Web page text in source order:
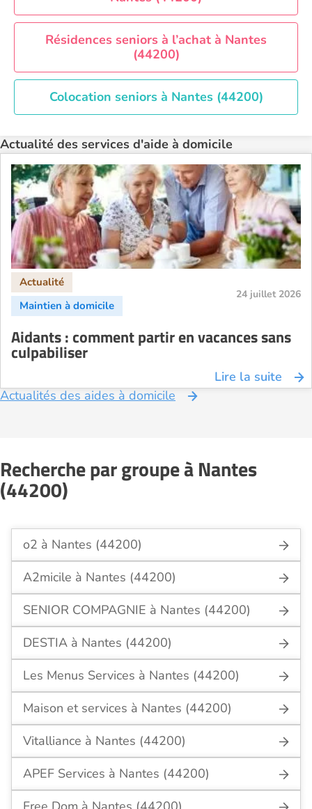
Aide à domicile Rennes
Aide à domicile Saint-Etienne
Aide à domicile Toulouse
Recherche par ville
Résidences seniors à l’achat à Nantes
(44200)
Colocation seniors à Nantes (44200)
Actualité des services d'aide à domicile
24 juillet 2026
Aidants : comment partir en vacances sans
culpabiliser
Lire la suite
Actualités des aides à domicile
Recherche par groupe à Nantes
(44200)
o2 à Nantes (44200)
A2micile à Nantes (44200)
SENIOR COMPAGNIE à Nantes (44200)
DESTIA à Nantes (44200)
Les Menus Services à Nantes (44200)
Maison et services à Nantes (44200)
Vitalliance à Nantes (44200)
APEF Services à Nantes (44200)